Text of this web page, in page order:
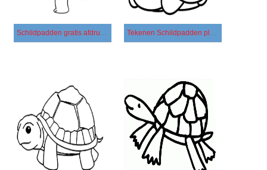
Schildpadden gratis afdrukbaar Tekenen Schildpadden plezier